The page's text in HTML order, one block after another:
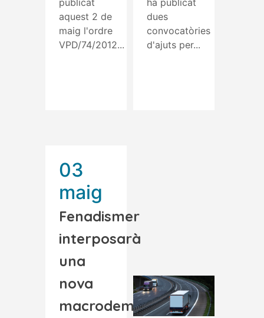
aquest 2 de
maig l'ordre
VPD/74/2012...
dues
convocatòries
d'ajuts per...
03
maig
Fenadismer
interposarà
una
nova
macrodemanda